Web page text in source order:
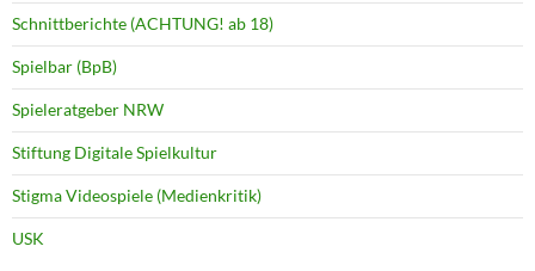
Schnittberichte (ACHTUNG! ab 18)
Spielbar (BpB)
Spieleratgeber NRW
Stiftung Digitale Spielkultur
Stigma Videospiele (Medienkritik)
USK